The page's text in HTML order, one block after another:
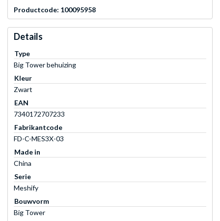
Productcode: 100095958
Details
Type
Big Tower behuizing
Kleur
Zwart
EAN
7340172707233
Fabrikantcode
FD-C-MES3X-03
Made in
China
Serie
Meshify
Bouwvorm
Big Tower